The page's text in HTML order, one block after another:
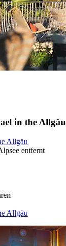
in the Allgäu
Allgäu
entfernt
Allgäu